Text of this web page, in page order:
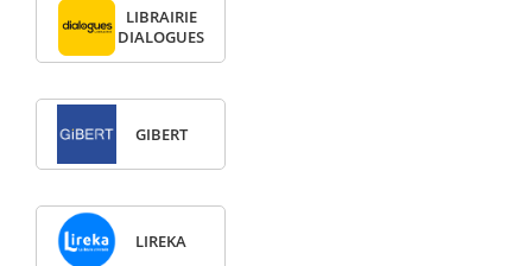
LIBRAIRIE
DIALOGUES
GIBERT
LIREKA